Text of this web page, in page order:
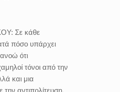
Σε κάθε
πόσο υπάρχει
ότι
τόνοι από την
και μια
αντιπολίτευση,